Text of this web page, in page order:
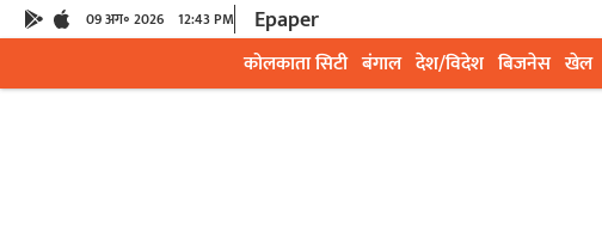
09 अग॰ 2026 12:43 PM Epaper
कोलकाता सिटी बंगाल देश/विदेश बिजनेस खेल